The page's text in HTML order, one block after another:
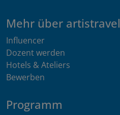
Mehr über artistravel
Influencer
Dozent werden
Hotels & Ateliers
Bewerben
Programm